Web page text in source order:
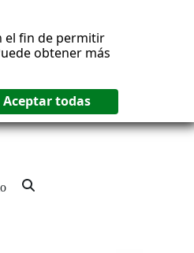
el fin de permitir
obtener más